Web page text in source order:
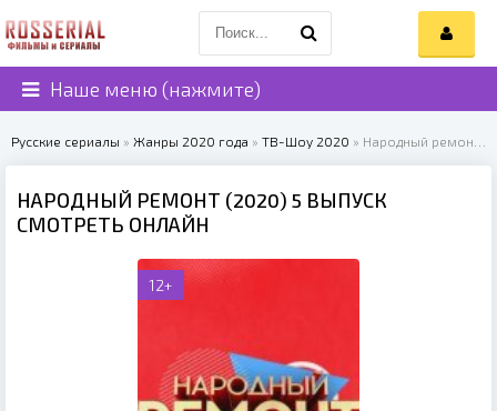
Наше меню (нажмите)
Русские сериалы » Жанры 2020 года » ТВ-Шоу 2020 » Народный ремонт (2020)
НАРОДНЫЙ РЕМОНТ (2020) 5 ВЫПУСК
СМОТРЕТЬ ОНЛАЙН
12+